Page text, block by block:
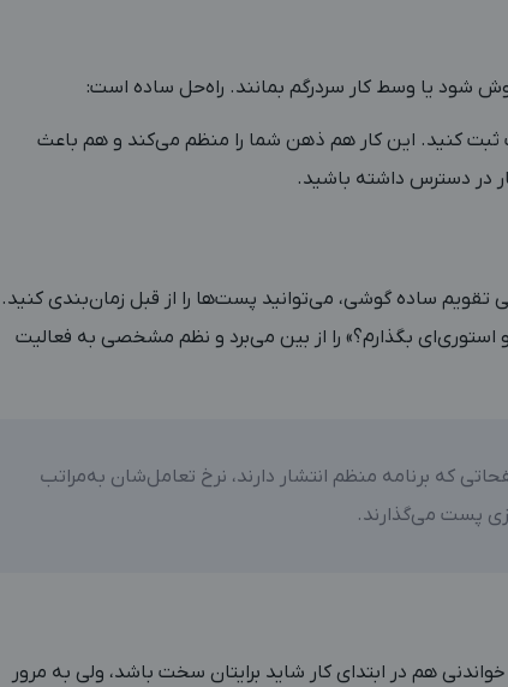
شود یا وسط کار سردرگم بمانند. راه‌حل ساده است:
ثبت کنید. این کار هم ذهن شما را منظم می‌کند و هم باعث
در دسترس داشته باشید.
بگذارم؟» را از بین می‌برد و نظم مشخصی به فعالیت
که برنامه منظم انتشار دارند، نرخ تعامل‌شان به‌مراتب
پست می‌گذارند.
هم در ابتدای کار شاید برایتان سخت باشد، ولی به مرور